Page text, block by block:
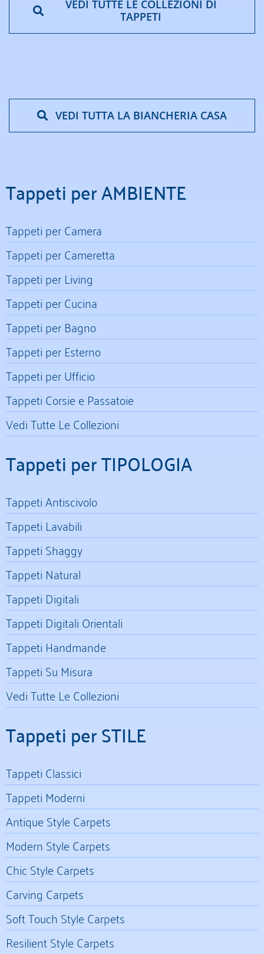
VEDI TUTTE LE COLLEZIONI DI
TAPPETI
VEDI TUTTA LA BIANCHERIA CASA
Tappeti per AMBIENTE
Tappeti per Camera
Tappeti per Cameretta
Tappeti per Living
Tappeti per Cucina
Tappeti per Bagno
Tappeti per Esterno
Tappeti per Ufficio
Tappeti Corsie e Passatoie
Vedi Tutte Le Collezioni
Tappeti per TIPOLOGIA
Tappeti Antiscivolo
Tappeti Lavabili
Tappeti Shaggy
Tappeti Natural
Tappeti Digitali
Tappeti Digitali Orientali
Tappeti Handmande
Tappeti Su Misura
Vedi Tutte Le Collezioni
Tappeti per STILE
Tappeti Classici
Tappeti Moderni
Antique Style Carpets
Modern Style Carpets
Chic Style Carpets
Carving Carpets
Soft Touch Style Carpets
Resilient Style Carpets